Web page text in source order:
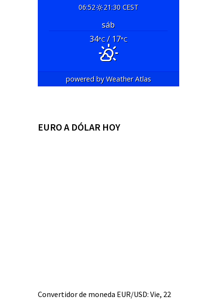
06:52 21:30 CEST
sáb
34°C/ 17°C
powered byWeather Atlas
EURO A DÓLAR HOY
Convertidor de moneda EUR/USD: Vie, 22